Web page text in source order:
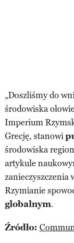
„Doszliśmy do
środowiska
Imperium
Grecję, stanowi
środowiska
artykule
zanieczyszczenia
Rzymianie
globalnym.
Źródło: